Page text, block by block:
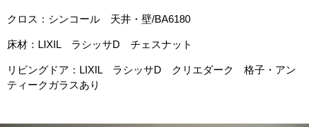
クロス：シンコール 天井・壁/BA6180
床材：LIXIL ラシッサD チェスナット
リビングドア：LIXIL ラシッサD クリエダーク 格子・アン
ティークガラスあり